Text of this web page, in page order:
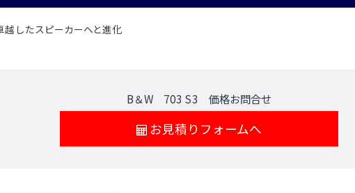
したスピーカーへと進化
B＆W 703 S3 価格お問合せ
お見積りフォームへ